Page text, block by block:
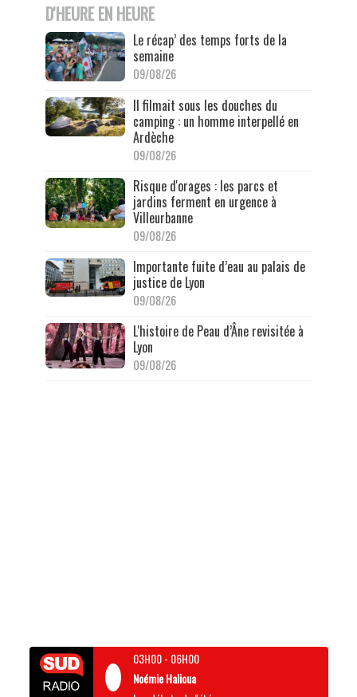
D'HEURE EN HEURE
Le récap’ des temps forts de la
semaine
09/08/26
Il filmait sous les douches du
camping : un homme interpellé en
Ardèche
09/08/26
Risque d'orages : les parcs et
jardins ferment en urgence à
Villeurbanne
09/08/26
Importante fuite d’eau au palais de
justice de Lyon
09/08/26
L'histoire de Peau d’Âne revisitée à
Lyon
09/08/26
03H00- 06H00
Noémie Halioua